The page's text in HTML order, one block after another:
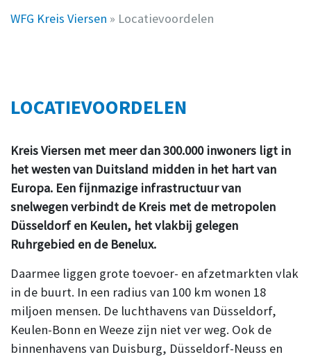
WFG Kreis Viersen » Locatievoordelen
LOCATIEVOORDELEN
Kreis Viersen met meer dan 300.000 inwoners ligt in
het westen van Duitsland midden in het hart van
Europa. Een fijnmazige infrastructuur van
snelwegen verbindt de Kreis met de metropolen
Düsseldorf en Keulen, het vlakbij gelegen
Ruhrgebied en de Benelux.
Daarmee liggen grote toevoer- en afzetmarkten vlak
in de buurt. In een radius van 100 km wonen 18
miljoen mensen. De luchthavens van Düsseldorf,
Keulen-Bonn en Weeze zijn niet ver weg. Ook de
binnenhavens van Duisburg, Düsseldorf-Neuss en